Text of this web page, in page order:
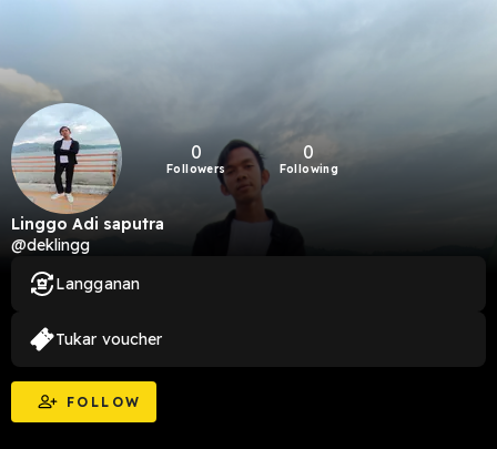
0
Followers
0
Following
Linggo Adi saputra
@deklingg
FOLLOW
Langganan
Tukar voucher